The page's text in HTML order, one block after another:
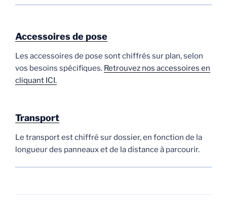
Accessoires de pose
Les accessoires de pose sont chiffrés sur plan, selon
vos besoins spécifiques. Retrouvez nos accessoires en
cliquant ICI.
Transport
Le transport est chiffré sur dossier, en fonction de la
longueur des panneaux et de la distance à parcourir.